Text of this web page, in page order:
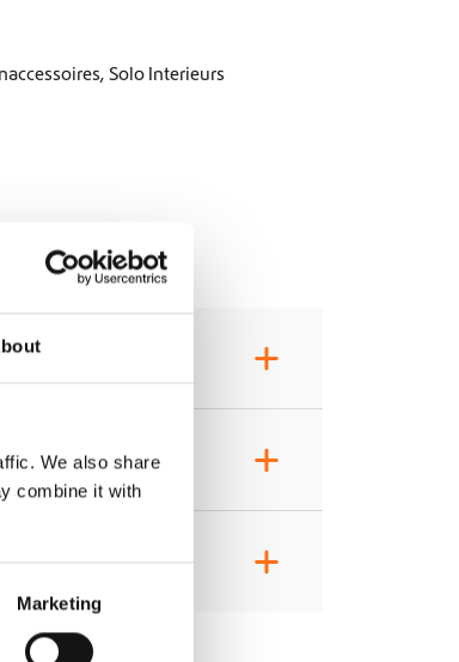
We also share
combine it with
Marketing
,Solo Interieurs
+
+
+